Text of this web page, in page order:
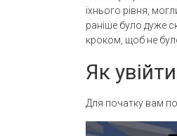
їхнього рівня,
раніше було дуже
кроком, щоб не
Як
Для початку вам